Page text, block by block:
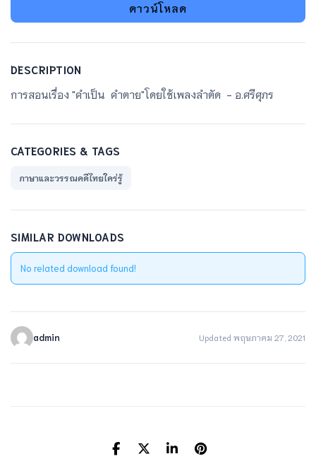
ดาวน์โหลด
DESCRIPTION
การสอนเรื่อง "คำเป็น คำตาย"โดยใช้เพลงลำตัด - อ.ศรีศุภร
CATEGORIES & TAGS
ภาษาและวรรณคดีไทยใคร่รู้
SIMILAR DOWNLOADS
No related download found!
admin Updated พฤษภาคม 27, 2021